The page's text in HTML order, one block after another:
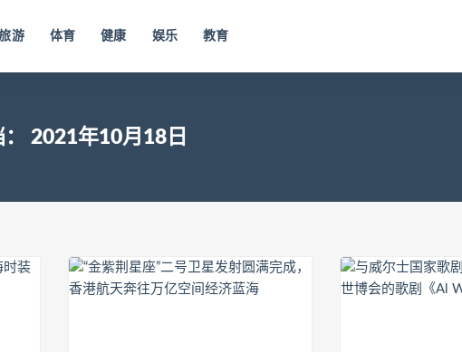
游 体育 健康 娱乐 教育
2021年10月18日